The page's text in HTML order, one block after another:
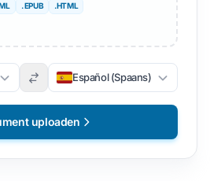
. EPUB .HTML
Español (Spaans)
uploaden